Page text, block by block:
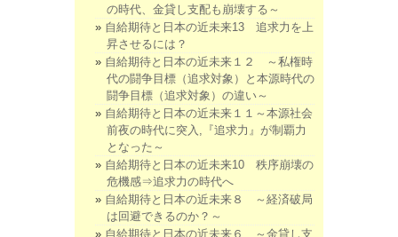
の時代、金貸し支配も崩壊する～
自給期待と日本の近未来13 追求力を上
昇させるには？
自給期待と日本の近未来１２ ～私権時
代の闘争目標（追求対象）と本源時代の
闘争目標（追求対象）の違い～
自給期待と日本の近未来１１～本源社会
前夜の時代に突入,『追求力』が制覇力
となった～
自給期待と日本の近未来10 秩序崩壊の
危機感⇒追求力の時代へ
自給期待と日本の近未来８ ～経済破局
は回避できるのか？～
自給期待と日本の近未来６ ～金貸し支